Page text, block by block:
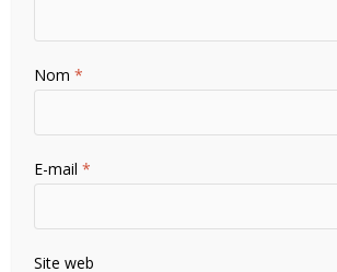
Nom*
E-mail*
Site web